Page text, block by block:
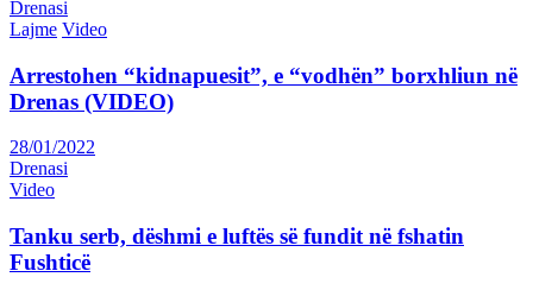
Drenasi
Lajme Video
Arrestohen “kidnapuesit”, e “vodhën” borxhliun në
Drenas (VIDEO)
28/01/2022
Drenasi
Video
Tanku serb, dëshmi e luftës së fundit në fshatin
Fushticë